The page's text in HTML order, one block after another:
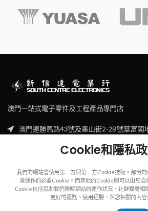
澳門一站式電子零件及工程產品專門店
澳門連勝馬路43號及墨山街2-2B號華富閣
2023SOUTH CENTRE ELECTRIONCIS
Cookie和隱私
我們的網站會使用第一方與第三方Cookie技術。部分
常運作的必要Cookie。而其他的Cookie則可以由您自
Cookie包括協助我們瞭解網站的運作狀況、社群媒體相
更好的服務、使用經驗、與您相關的內容